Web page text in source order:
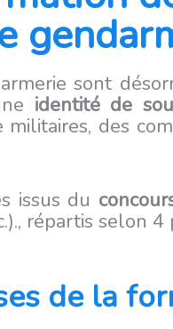
sont
identité de
des
issus du
répartis selon 4
de la